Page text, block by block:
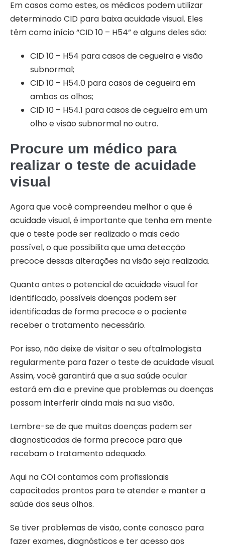
Em casos como estes, os médicos podem utilizar
determinado CID para baixa acuidade visual. Eles
têm como início “CID 10 – H54” e alguns deles são:
CID 10 – H54 para casos de cegueira e visão
subnormal;
CID 10 – H54.0 para casos de cegueira em
ambos os olhos;
CID 10 – H54.1 para casos de cegueira em um
olho e visão subnormal no outro.
Procure um médico para
realizar o teste de acuidade
visual
Agora que você compreendeu melhor o que é
acuidade visual, é importante que tenha em mente
que o teste pode ser realizado o mais cedo
possível, o que possibilita que uma detecção
precoce dessas alterações na visão seja realizada.
Quanto antes o potencial de acuidade visual for
identificado, possíveis doenças podem ser
identificadas de forma precoce e o paciente
receber o tratamento necessário.
Por isso, não deixe de visitar o seu oftalmologista
regularmente para fazer o teste de acuidade visual.
Assim, você garantirá que a sua saúde ocular
estará em dia e previne que problemas ou doenças
possam interferir ainda mais na sua visão.
Lembre-se de que muitas doenças podem ser
diagnosticadas de forma precoce para que
recebam o tratamento adequado.
Aqui na COI contamos com profissionais
capacitados prontos para te atender e manter a
saúde dos seus olhos.
Se tiver problemas de visão, conte conosco para
fazer exames, diagnósticos e ter acesso aos